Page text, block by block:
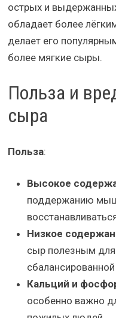
острых и
обладает более
делает его
более мягкие сыры.
Польза и
сыра
Польза:
Высокое
поддержанию
Низкое
сыр полезным для
Кальций и
особенно важно